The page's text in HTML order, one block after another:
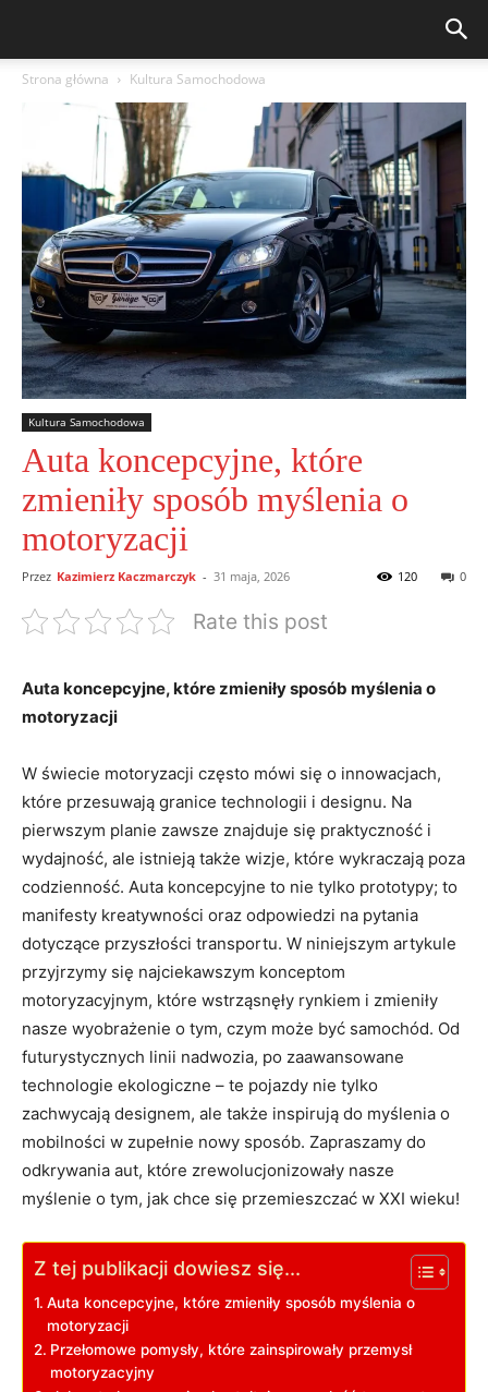
Strona główna Kultura Samochodowa
Kultura Samochodowa
Auta koncepcyjne, które
zmieniły sposób myślenia o
motoryzacji
Przez Kazimierz Kaczmarczyk - 31 maja, 2026 0
120
Rate this post
Auta koncepcyjne, które zmieniły sposób myślenia o
motoryzacji
W świecie motoryzacji często mówi się o innowacjach,
które przesuwają granice technologii i designu. Na
pierwszym planie zawsze znajduje się praktyczność i
wydajność, ale istnieją także wizje, które wykraczają poza
codzienność. Auta koncepcyjne to nie tylko prototypy; to
manifesty kreatywności oraz odpowiedzi na pytania
dotyczące przyszłości transportu. W niniejszym artykule
przyjrzymy się najciekawszym konceptom
motoryzacyjnym, które wstrząsnęły rynkiem i zmieniły
nasze wyobrażenie o tym, czym może być samochód. Od
futurystycznych linii nadwozia, po zaawansowane
technologie ekologiczne – te pojazdy nie tylko
zachwycają designem, ale także inspirują do myślenia o
mobilności w zupełnie nowy sposób. Zapraszamy do
odkrywania aut, które zrewolucjonizowały nasze
myślenie o tym, jak chce się przemieszczać w XXI wieku!
Z tej publikacji dowiesz się...
Auta koncepcyjne, które zmieniły sposób myślenia o
motoryzacji
Przełomowe pomysły, które zainspirowały przemysł
motoryzacyjny